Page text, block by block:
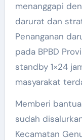
menanggapi
darurat dan
Penanganan
pada BPBD
standby 1×24
masyarakat
Memberi
sudah
Kecamatan